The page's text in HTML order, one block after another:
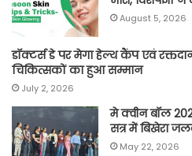
August 5, 2026
डॉक्टर्स डे पर मेगा हेल्थ कैंप एवं
चिकित्सकों का हुआ सम्मान
July 2, 2026
मे क्वीन बॉल
सत्र में बिखेरा
May 22, 2026